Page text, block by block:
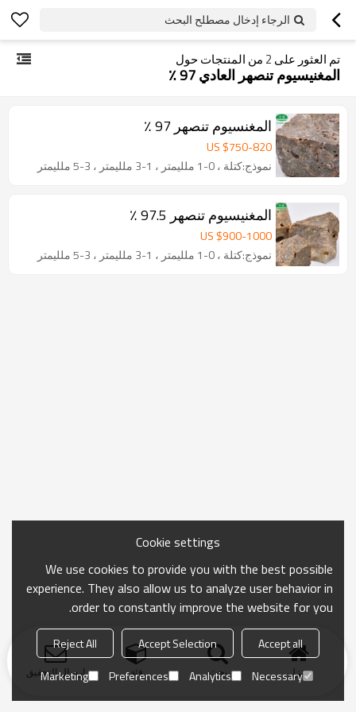
الرجاء إدخال مصطلح البحث
تم العثور على 2 من المنتجات حول
المغنيسيوم تنصهر العادي 97 ٪
المغنسيوم تنصهر 97 ٪
US $750-820
نموذج:كتلة ، 0-1 ملليمتر ، 1-3 ملليمتر ، 3-5 ملليمتر
المغنيسيوم تنصهر 97.5 ٪
US $900-1000
نموذج:كتلة ، 0-1 ملليمتر ، 1-3 ملليمتر ، 3-5 ملليمتر
منزل بحث فئة ارسال التحقيق
Cookie settings
We use cookies to provide you with the best possible
experience. They also allow us to analyze user behavior in
order to constantly improve the website for you.
Accept all
Accept Selection
Reject All
Necessary
Analytics
Preferences
Marketing